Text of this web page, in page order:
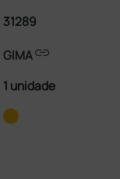
31289
GIMAlink
1 unidade